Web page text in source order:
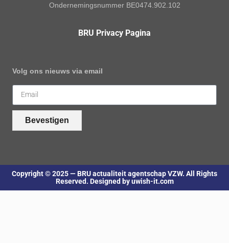
Ondernemingsnummer BE0474.902.102
BRU Privacy Pagina
Volg ons nieuws via email
Bevestigen
Copyright © 2025 — BRU actualiteit agentschap VZW. All Rights
Reserved. Designed by uwish-it.com